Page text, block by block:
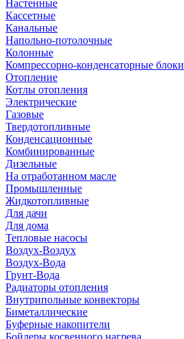
Настенные
Кассетные
Канальные
Напольно-потолочные
Колонные
Компрессорно-конденсаторные блоки
Отопление
Котлы отопления
Электрические
Газовые
Твердотопливные
Конденсационные
Комбинированные
Дизельные
На отработанном масле
Промышленные
Жидкотопливные
Для дачи
Для дома
Тепловые насосы
Воздух-Воздух
Воздух-Вода
Грунт-Вода
Радиаторы отопления
Внутрипольные конвекторы
Биметаллические
Буферные накопители
Бойлеры косвенного нагрева